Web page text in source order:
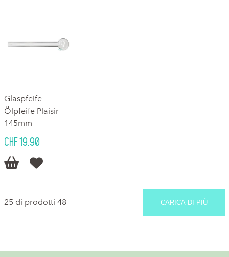
Glaspfeife
Ölpfeife Plaisir
145mm
CHF 19.90
 
25 di prodotti 48 CARICA DI PIÙ